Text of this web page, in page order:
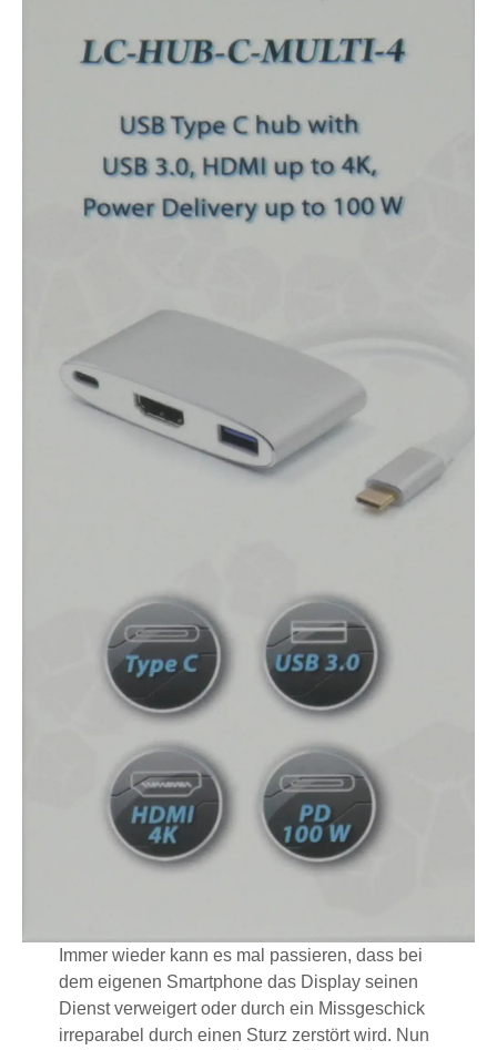
Immer wieder kann es mal passieren, dass bei
dem eigenen Smartphone das Display seinen
Dienst verweigert oder durch ein Missgeschick
irreparabel durch einen Sturz zerstört wird. Nun